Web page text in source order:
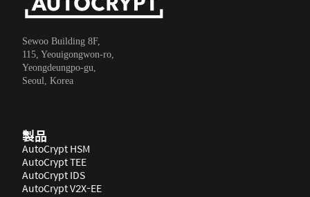
Sewoo Building 8F,
115, Yeouigongwon-ro,
Yeongdeungpo-gu,
Seoul, Korea
製品
AutoCrypt HSM
AutoCrypt TEE
AutoCrypt IDS
AutoCrypt V2X-EE